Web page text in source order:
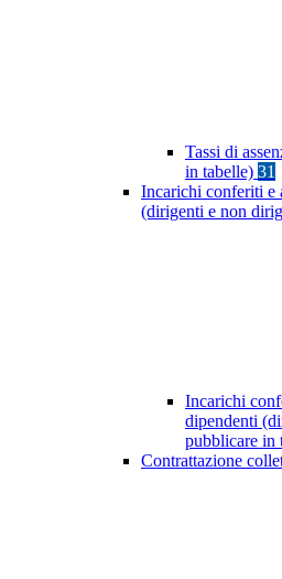
Tassi di
in tabelle) 31
Incarichi conferiti e
(dirigenti e non
Incarichi
dipendenti
pubblicare in
Contrattazione